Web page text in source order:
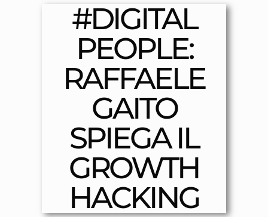
#DIGITAL
PEOPLE:
RAFFAELE
GAITO
SPIEGA IL
GROWTH
HACKING